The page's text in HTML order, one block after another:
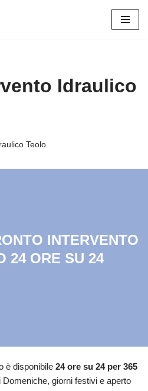
Teolo
Idraulico
INTERVENTO
24 ORE SU 24
è disponibile 24 ore su 24 per 365
Domeniche, giorni festivi e aperto